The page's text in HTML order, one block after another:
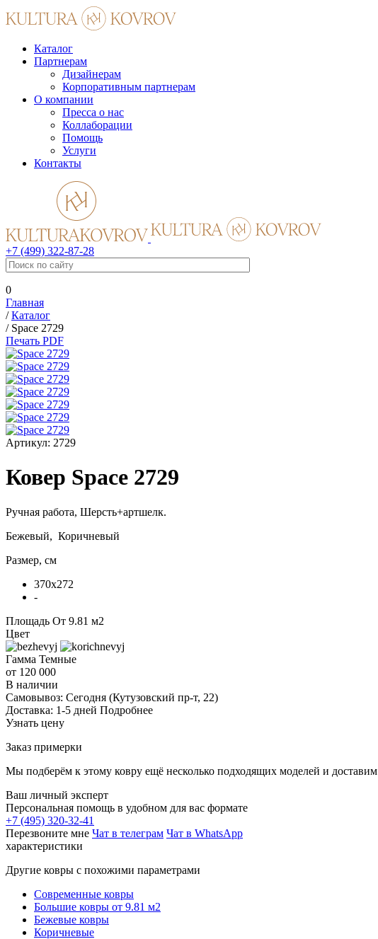
Каталог
Партнерам
Дизайнерам
Корпоративным партнерам
О компании
Пресса о нас
Коллаборации
Помощь
Услуги
Контакты
+7 (499) 322-87-28
0
Главная
/Каталог
/ Space 2729
Печать PDF
Артикул: 2729
Ковер Space 2729
Ручная работа, Шерсть+артшелк.
Бежевый, Коричневый
Размер, см
370x272
-
Площадь От 9.81 м2
Цвет
Гамма Темные
от 120 000
В наличии
Самовывоз: Сегодня (Кутузовский пр-т, 22)
Доставка: 1-5 дней Подробнее
Узнать цену
Заказ примерки
Мы подберём к этому ковру ещё несколько подходящих моделей и
Ваш личный эксперт
Персональная помощь в удобном для вас формате
+7 (495) 320-32-41
Перезвоните мне Чат в телеграм Чат в WhatsApp
характеристики
Другие ковры с похожими параметрами
Современные ковры
Большие ковры от 9.81 м2
Бежевые ковры
Коричневые